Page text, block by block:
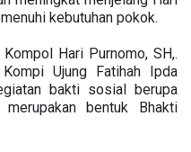
kebutuhan pokok.
Hari Purnomo, SH,.
Ujung Fatihah Ipda
bakti sosial berupa
bentuk Bhakti